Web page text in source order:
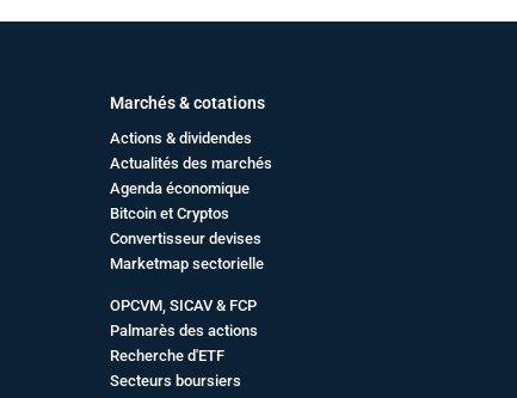
Marchés & cotations
Actions & dividendes
Actualités des marchés
Agenda économique
Bitcoin et Cryptos
Convertisseur devises
Marketmap sectorielle
OPCVM, SICAV & FCP
Palmarès des actions
Recherche d'ETF
Secteurs boursiers